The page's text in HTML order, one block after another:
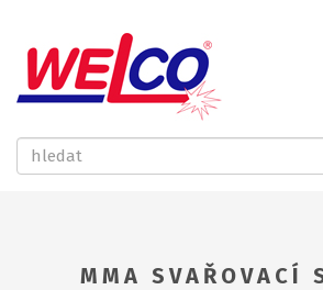
MMA SVAŘOVACÍ